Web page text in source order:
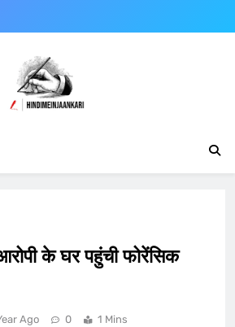
के घर पहुंची फोरेंसिक
Ago 0 1 Mins